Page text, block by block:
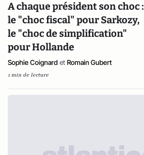
A chaque président son choc :
le "choc fiscal" pour Sarkozy,
le "choc de simplification"
pour Hollande
Sophie Coignard et Romain Gubert
1 min de lecture